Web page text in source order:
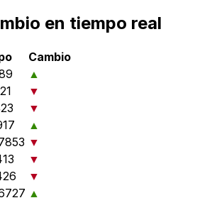
en tiempo real
Cambio
▲
▼
▼
▲
▼
▼
▼
▲